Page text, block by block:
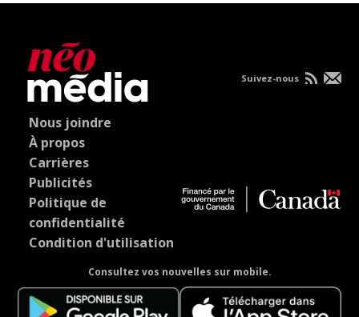
Nous joindre
À propos
Carrières
Publicités
Politique de
confidentialité
Condition d'utilisation
Consultez vos nouvelles sur mobile.
Suivez-nous